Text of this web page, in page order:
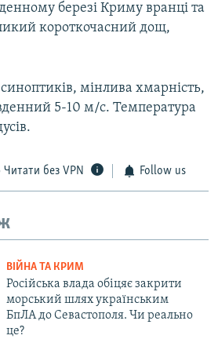
березі Криму вранці та
короткочасний дощ,
мінлива хмарність,
5-10 м/с. Температура
Читати без VPN Follow us
ВІЙНА ТА КРИМ
Російська влада обіцяє закрити
морський шлях українським
БпЛА до Севастополя. Чи реально
це?